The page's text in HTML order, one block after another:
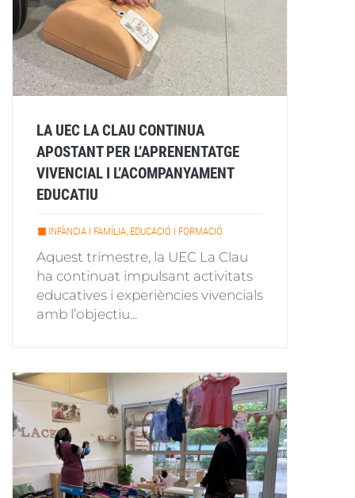
LA UEC LA CLAU CONTINUA
APOSTANT PER L’APRENENTATGE
VIVENCIAL I L’ACOMPANYAMENT
EDUCATIU
INFÀNCIA I FAMÍLIA, EDUCACIÓ I FORMACIÓ
Aquest trimestre, la UEC La Clau
ha continuat impulsant activitats
educatives i experiències vivencials
amb l’objectiu...